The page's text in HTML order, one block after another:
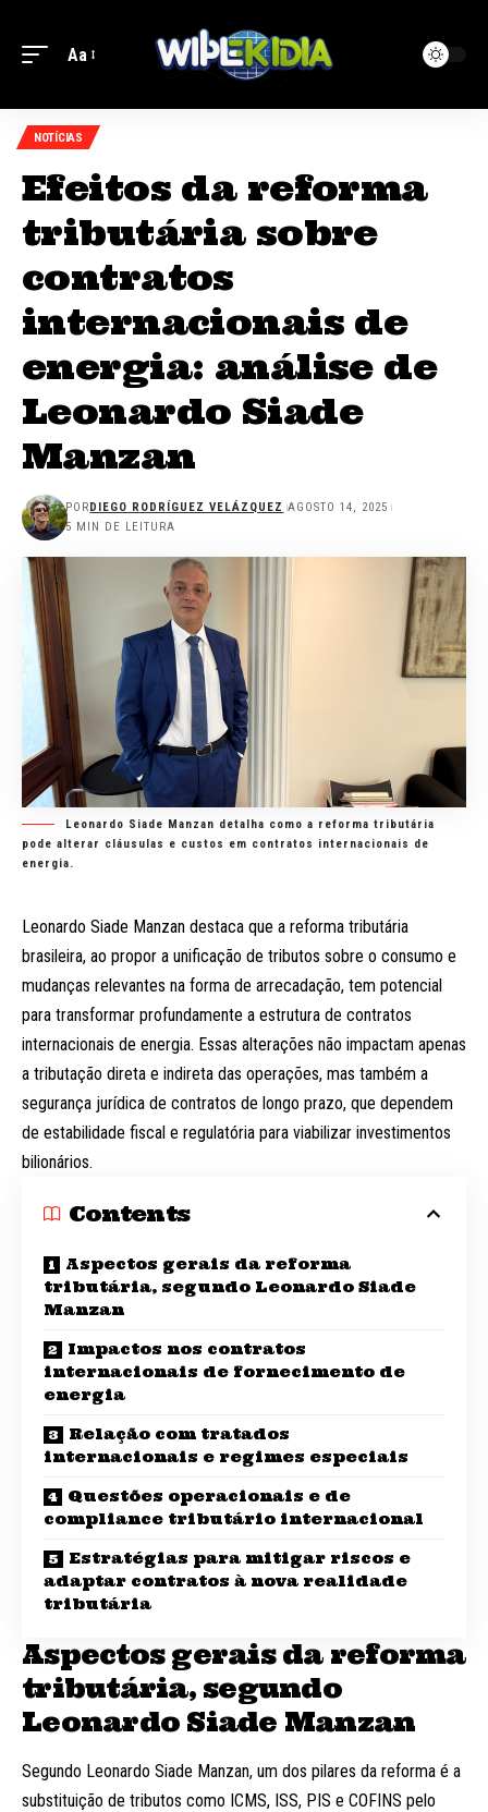
Aa
NOTÍCIAS
Efeitos da reforma
tributária sobre
contratos
internacionais de
energia: análise de
Leonardo Siade
Manzan
PORDIEGO RODRÍGUEZ VELÁZQUEZ AGOSTO 14, 2025
5 MIN DE LEITURA
Leonardo Siade Manzan detalha como a reforma tributária
pode alterar cláusulas e custos em contratos internacionais de
energia.
Leonardo Siade Manzan destaca que a reforma tributária
brasileira, ao propor a unificação de tributos sobre o consumo e
mudanças relevantes na forma de arrecadação, tem potencial
para transformar profundamente a estrutura de contratos
internacionais de energia. Essas alterações não impactam apenas
a tributação direta e indireta das operações, mas também a
segurança jurídica de contratos de longo prazo, que dependem
de estabilidade fiscal e regulatória para viabilizar investimentos
bilionários.
Contents
Aspectos gerais da reforma
tributária, segundo Leonardo Siade
Manzan
Impactos nos contratos
internacionais de fornecimento de
energia
Relação com tratados
internacionais e regimes especiais
Questões operacionais e de
compliance tributário internacional
Estratégias para mitigar riscos e
adaptar contratos à nova realidade
tributária
Aspectos gerais da reforma
tributária, segundo
Leonardo Siade Manzan
Segundo Leonardo Siade Manzan, um dos pilares da reforma é a
substituição de tributos como ICMS, ISS, PIS e COFINS pelo